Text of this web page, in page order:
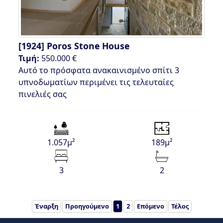
[1924] Poros Stone House
Τιμή: 550.000 €
Αυτό το πρόσφατα ανακαινισμένο σπίτι 3
υπνοδωματίων περιμένει τις τελευταίες
πινελιές σας
1.057μ² 189μ²
3 2
Έναρξη Προηγούμενο 1 2 Επόμενο Τέλος